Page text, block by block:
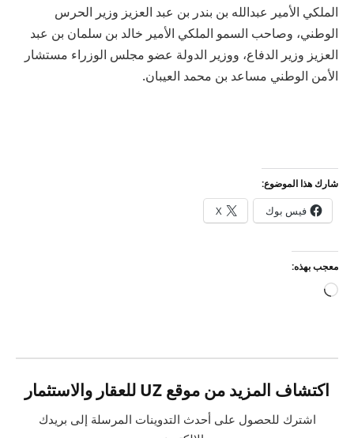
الملكي الأمير عبدالله بن بندر بن عبد العزيز وزير الحرس
الوطني، وصاحب السمو الملكي الأمير خالد بن سلمان بن عبد
العزيز وزير الدفاع، ووزير الدولة عضو مجلس الوزراء مستشار
الأمن الوطني مساعد بن محمد العيبان.
شارك هذا الموضوع:
فيس بوك X
معجب بهذه:
جاري
اكتشاف المزيد من موقع UZ للعقار والاستثمار
اشترك للحصول على أحدث التدوينات المرسلة إلى بريدك